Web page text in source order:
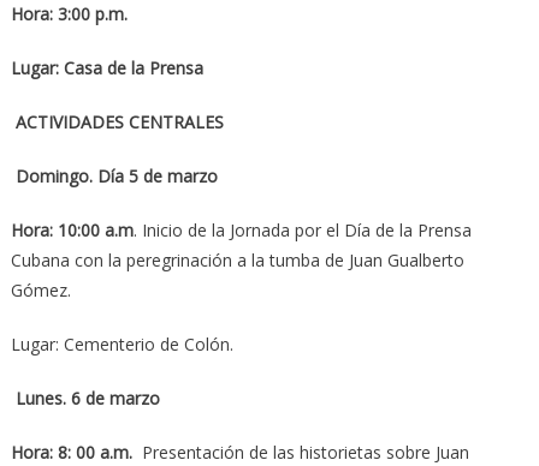
Hora: 3:00 p.m.
Lugar: Casa de la Prensa
ACTIVIDADES CENTRALES
Domingo. Día 5 de marzo
Hora: 10:00 a.m. Inicio de la Jornada por el Día de la Prensa
Cubana con la peregrinación a la tumba de Juan Gualberto
Gómez.
Lugar: Cementerio de Colón.
Lunes. 6 de marzo
Hora: 8: 00 a.m.Presentación de las historietas sobre Juan